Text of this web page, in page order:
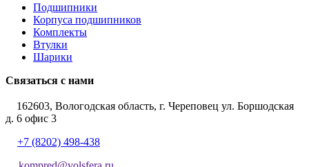
Подшипники
Корпуса подшипников
Комплекты
Втулки
Шарики
Связаться с нами
162603, Вологодская область, г. Череповец ул. Боршодская
д. 6 офис 3
+7 (8202) 498-438